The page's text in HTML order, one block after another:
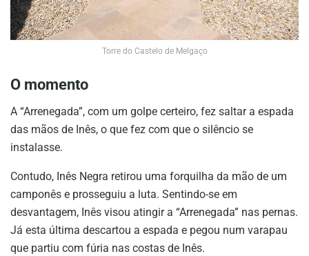
Torre do Castelo de Melgaço
O momento
A “Arrenegada”, com um golpe certeiro, fez saltar a espada
das mãos de Inês, o que fez com que o silêncio se
instalasse.
Contudo, Inês Negra retirou uma forquilha da mão de um
camponês e prosseguiu a luta. Sentindo-se em
desvantagem, Inês visou atingir a “Arrenegada” nas pernas.
Já esta última descartou a espada e pegou num varapau
que partiu com fúria nas costas de Inês.